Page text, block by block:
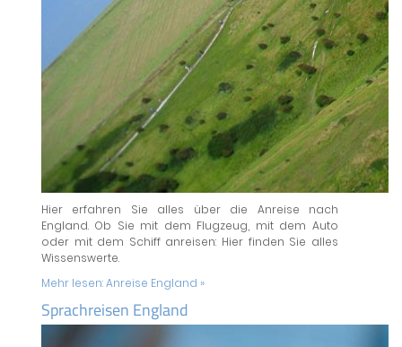
Hier erfahren Sie alles über die Anreise nach
England. Ob Sie mit dem Flugzeug, mit dem Auto
oder mit dem Schiff anreisen: Hier finden Sie alles
Wissenswerte.
Mehr lesen:Anreise England »
Sprachreisen England